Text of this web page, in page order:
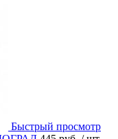
Быстрый просмотр